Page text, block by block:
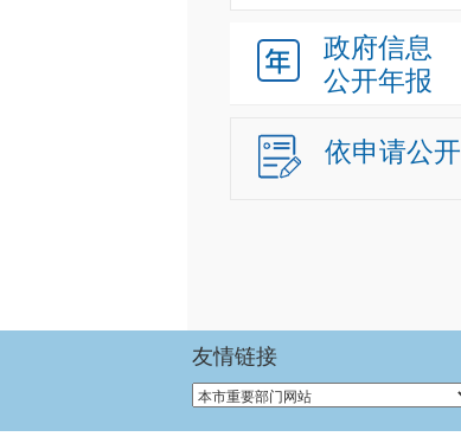
政府信息
公开年报
依申请公开
友情链接